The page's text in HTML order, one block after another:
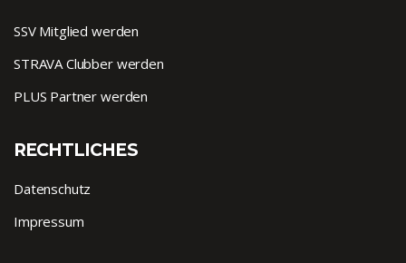
SSV Mitglied werden
STRAVA Clubber werden
PLUS Partner werden
RECHTLICHES
Datenschutz
Impressum